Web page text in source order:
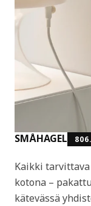
SMÅHAGEL
Kaikki
kotona –
kätevässä